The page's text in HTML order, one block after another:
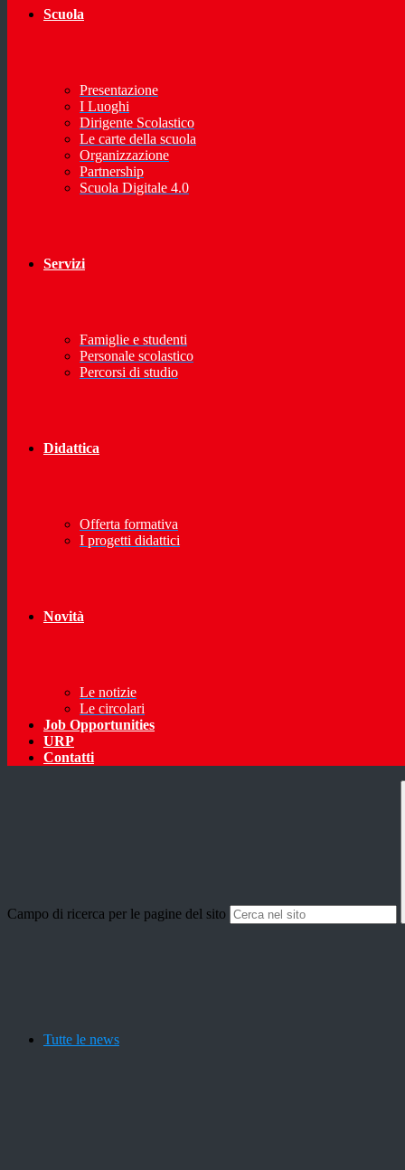
Scuola
Presentazione
I Luoghi
Dirigente Scolastico
Le carte della scuola
Organizzazione
Partnership
Scuola Digitale 4.0
Servizi
Famiglie e studenti
Personale scolastico
Percorsi di studio
Didattica
Offerta formativa
I progetti didattici
Novità
Le notizie
Le circolari
Job Opportunities
URP
Contatti
Campo di ricerca per le pagine del sito
Tutte le news